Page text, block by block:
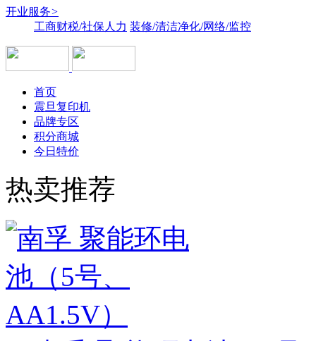
开业服务>
工商财税/社保人力 装修/清洁净化/网络/监控
首页
震旦复印机
品牌专区
积分商城
今日特价
热卖推荐